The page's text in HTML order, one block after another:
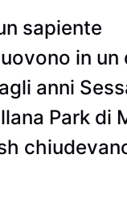
sapiente
in un
anni
Park di